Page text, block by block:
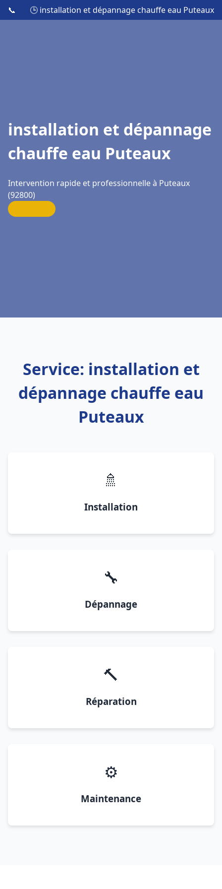
📞 🕒 installation et dépannage chauffe eau Puteaux
installation et dépannage
chauffe eau Puteaux
Intervention rapide et professionnelle à Puteaux
(92800)
Service: installation et
dépannage chauffe eau
Puteaux
🚿
Installation
🔧
Dépannage
🔨
Réparation
⚙️
Maintenance